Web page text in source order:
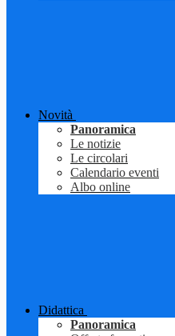
Novità
Panoramica
Le notizie
Le circolari
Calendario eventi
Albo online
Didattica
Panoramica